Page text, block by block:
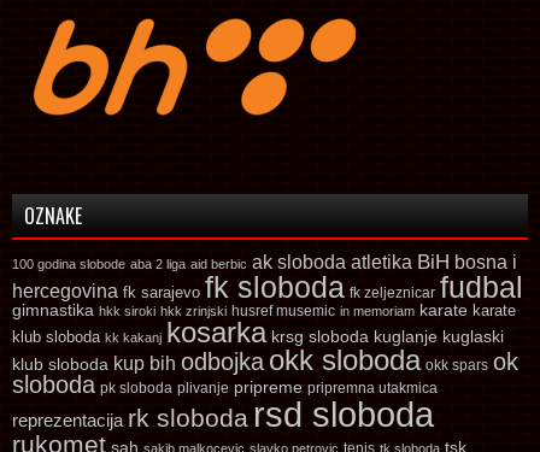
OZNAKE
100 godina slobode aba 2 liga aid berbic ak sloboda atletika BiH bosna i
hercegovina fk sarajevo fk sloboda fk zeljeznicar fudbal
gimnastika hkk siroki hkk zrinjski husref musemic in memoriam karate karate
klub sloboda kk kakanj kosarka krsg sloboda kuglanje kuglaski
klub sloboda kup bih odbojka okk sloboda okk spars ok
sloboda pk sloboda plivanje pripreme pripremna utakmica
reprezentacija rk sloboda rsd sloboda
rukomet sah sakib malkocevic slavko petrovic tenis tk sloboda tsk